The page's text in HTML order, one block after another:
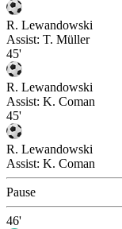
R. Lewandowski
Assist: T. Müller
45'
R. Lewandowski
Assist: K. Coman
45'
R. Lewandowski
Assist: K. Coman
Pause
46'